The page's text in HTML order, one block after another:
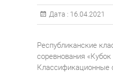
Дата : 16.04.2021
Республиканские
соревнования «Кубок
Классификационные